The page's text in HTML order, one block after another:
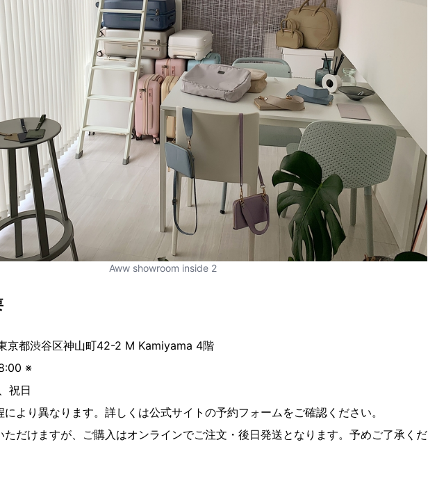
Aww showroom inside 2
京都渋谷区神山町42-2 M Kamiyama 4階
※
祝日
より異なります。詳しくは公式サイトの予約フォームをご確認ください。
だけますが、ご購入はオンラインでご注文・後日発送となります。予めご了承くだ